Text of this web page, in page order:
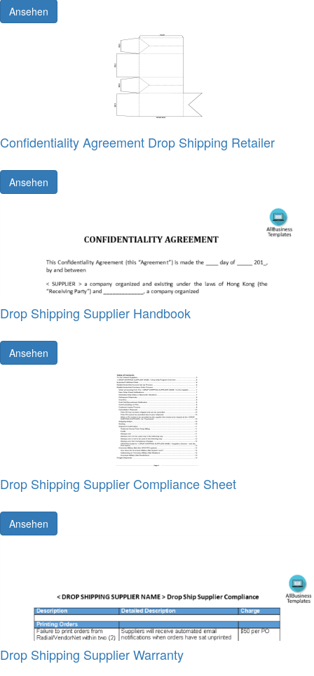
Ansehen
Confidentiality Agreement Drop Shipping Retailer
Ansehen
Drop Shipping Supplier Handbook
Ansehen
Drop Shipping Supplier Compliance Sheet
Ansehen
Drop Shipping Supplier Warranty